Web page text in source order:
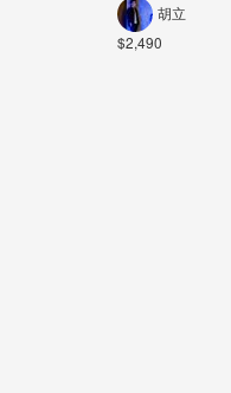
胡立
$2,490